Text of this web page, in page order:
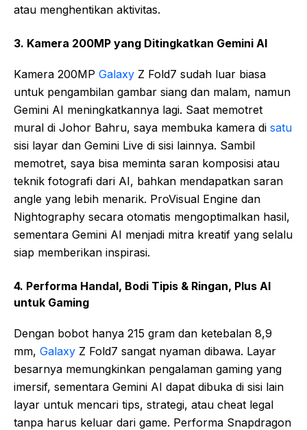
atau menghentikan aktivitas.
3. Kamera 200MP yang Ditingkatkan Gemini AI
Kamera 200MP Galaxy Z Fold7 sudah luar biasa
untuk pengambilan gambar siang dan malam, namun
Gemini AI meningkatkannya lagi. Saat memotret
mural di Johor Bahru, saya membuka kamera di satu
sisi layar dan Gemini Live di sisi lainnya. Sambil
memotret, saya bisa meminta saran komposisi atau
teknik fotografi dari AI, bahkan mendapatkan saran
angle yang lebih menarik. ProVisual Engine dan
Nightography secara otomatis mengoptimalkan hasil,
sementara Gemini AI menjadi mitra kreatif yang selalu
siap memberikan inspirasi.
4. Performa Handal, Bodi Tipis & Ringan, Plus AI
untuk Gaming
Dengan bobot hanya 215 gram dan ketebalan 8,9
mm, Galaxy Z Fold7 sangat nyaman dibawa. Layar
besarnya memungkinkan pengalaman gaming yang
imersif, sementara Gemini AI dapat dibuka di sisi lain
layar untuk mencari tips, strategi, atau cheat legal
tanpa harus keluar dari game. Performa Snapdragon